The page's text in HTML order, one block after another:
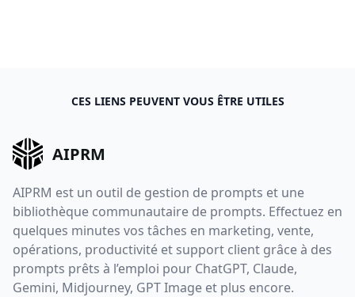
CES LIENS PEUVENT VOUS ÊTRE UTILES
AIPRM
AIPRM est un outil de gestion de prompts et une
bibliothèque communautaire de prompts. Effectuez en
quelques minutes vos tâches en marketing, vente,
opérations, productivité et support client grâce à des
prompts prêts à l’emploi pour ChatGPT, Claude,
Gemini, Midjourney, GPT Image et plus encore.